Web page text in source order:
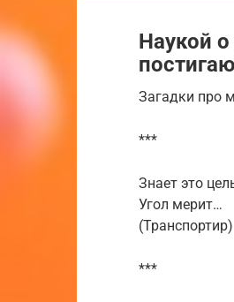
Наукой
Загадки про
***
Знает это
Угол мерит…
(Транспортир)
***